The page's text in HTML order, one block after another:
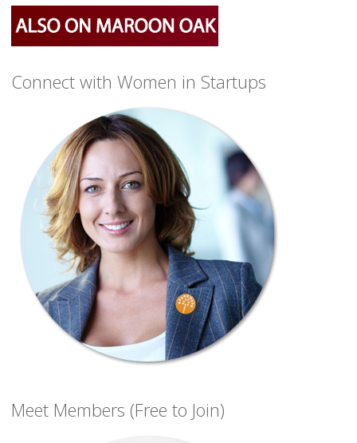
Connect with Women in Startups
Meet Members (Free to Join)